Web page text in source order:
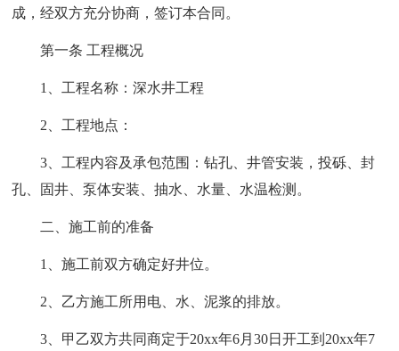
成，经双方充分协商，签订本合同。
第一条 工程概况
1、工程名称：深水井工程
2、工程地点：
3、工程内容及承包范围：钻孔、井管安装，投砾、封
孔、固井、泵体安装、抽水、水量、水温检测。
二、施工前的准备
1、施工前双方确定好井位。
2、乙方施工所用电、水、泥浆的排放。
3、甲乙双方共同商定于20xx年6月30日开工到20xx年7